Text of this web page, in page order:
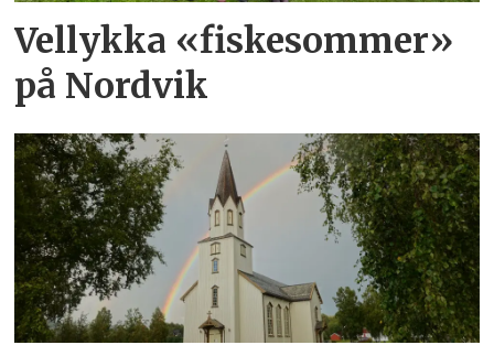
Vellykka «fiskesommer»
på Nordvik